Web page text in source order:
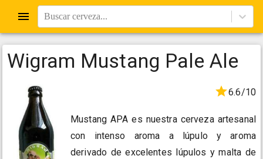
Buscar cerveza...
Wigram Mustang Pale Ale
6.6/10
Mustang APA es nuestra cerveza artesanal
con intenso aroma a lúpulo y aroma
derivado de excelentes lúpulos y malta de